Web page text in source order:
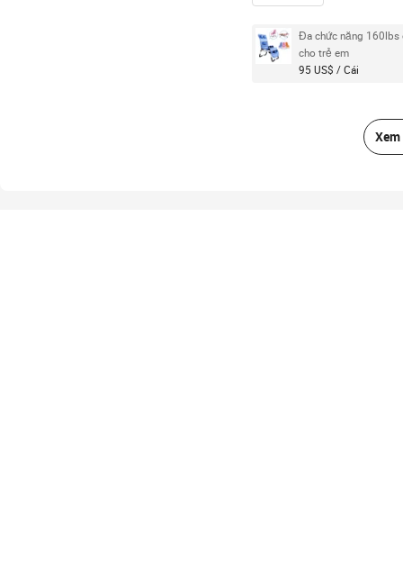
Đa chức năng 160lbs
cho trẻ em
95 US$ / Cái